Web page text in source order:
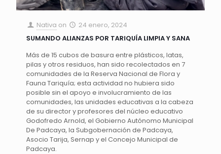
Nativa on
24 enero, 2024
SUMANDO ALIANZAS POR TARIQUÍA LIMPIA Y SANA
Más de 15 cubos de basura entre plásticos, latas,
pilas y otros residuos, han sido recolectados en 7
comunidades de la Reserva Nacional de Flora y
Fauna Tariquía; esta actividad no hubiera sido
posible sin el apoyo e involucramiento de las
comunidades, las unidades educativas a la cabeza
de su director y profesores del núcleo educativo
Godofredo Arnold, el Gobierno Autónomo Municipal
De Padcaya, la Subgobernación de Padcaya,
Asocio Tarija, Sernap y el Concejo Municipal de
Padcaya.